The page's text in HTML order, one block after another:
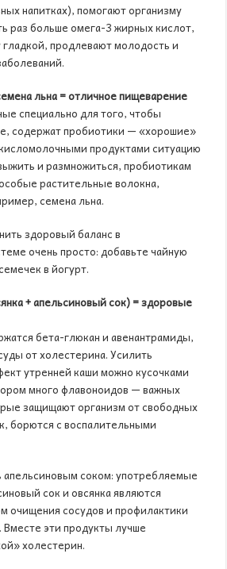
напитках), помогают организму
раз больше омега-3 жирных кислот,
продлевают молодость и
льна = отличное пищеварение
специально для того, чтобы
содержат пробиотики — «хорошие»
продуктами ситуацию
и размножиться, пробиотикам
растительные волокна,
семена льна.
здоровый баланс в
очень просто: добавьте чайную
в йогурт.
+ апельсиновый сок) = здоровые
бета-глюкан и авенантрамиды,
от холестерина. Усилить
утренней каши можно кусочками
много флавоноидов — важных
защищают организм от свободных
борются с воспалительными
соком: употребляемые
сок и овсянка являются
очищения сосудов и профилактики
эти продукты лучше
холестерин.